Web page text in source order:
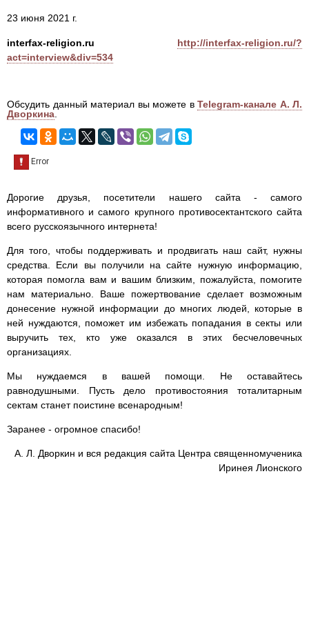
23 июня 2021 г.
interfax-religion.ru
http://interfax-religion.ru/?
act=interview&div=534
Обсудить данный материал вы можете в Telegram-канале А. Л.
Дворкина
Дорогие друзья, посетители нашего сайта - самого
информативного и самого крупного противосектантского сайта
всего русскоязычного интернета!
Для того, чтобы поддерживать и продвигать наш сайт, нужны
средства. Если вы получили на сайте нужную информацию,
которая помогла вам и вашим близким, пожалуйста, помогите
нам материально. Ваше пожертвование сделает возможным
донесение нужной информации до многих людей, которые в
ней нуждаются, поможет им избежать попадания в секты или
выручить тех, кто уже оказался в этих бесчеловечных
организациях.
Мы нуждаемся в вашей помощи. Не оставайтесь
равнодушными. Пусть дело противостояния тоталитарным
сектам станет поистине всенародным!
Заранее - огромное спасибо!
А. Л. Дворкин и вся редакция сайта Центра священномученика
Иринея Лионского